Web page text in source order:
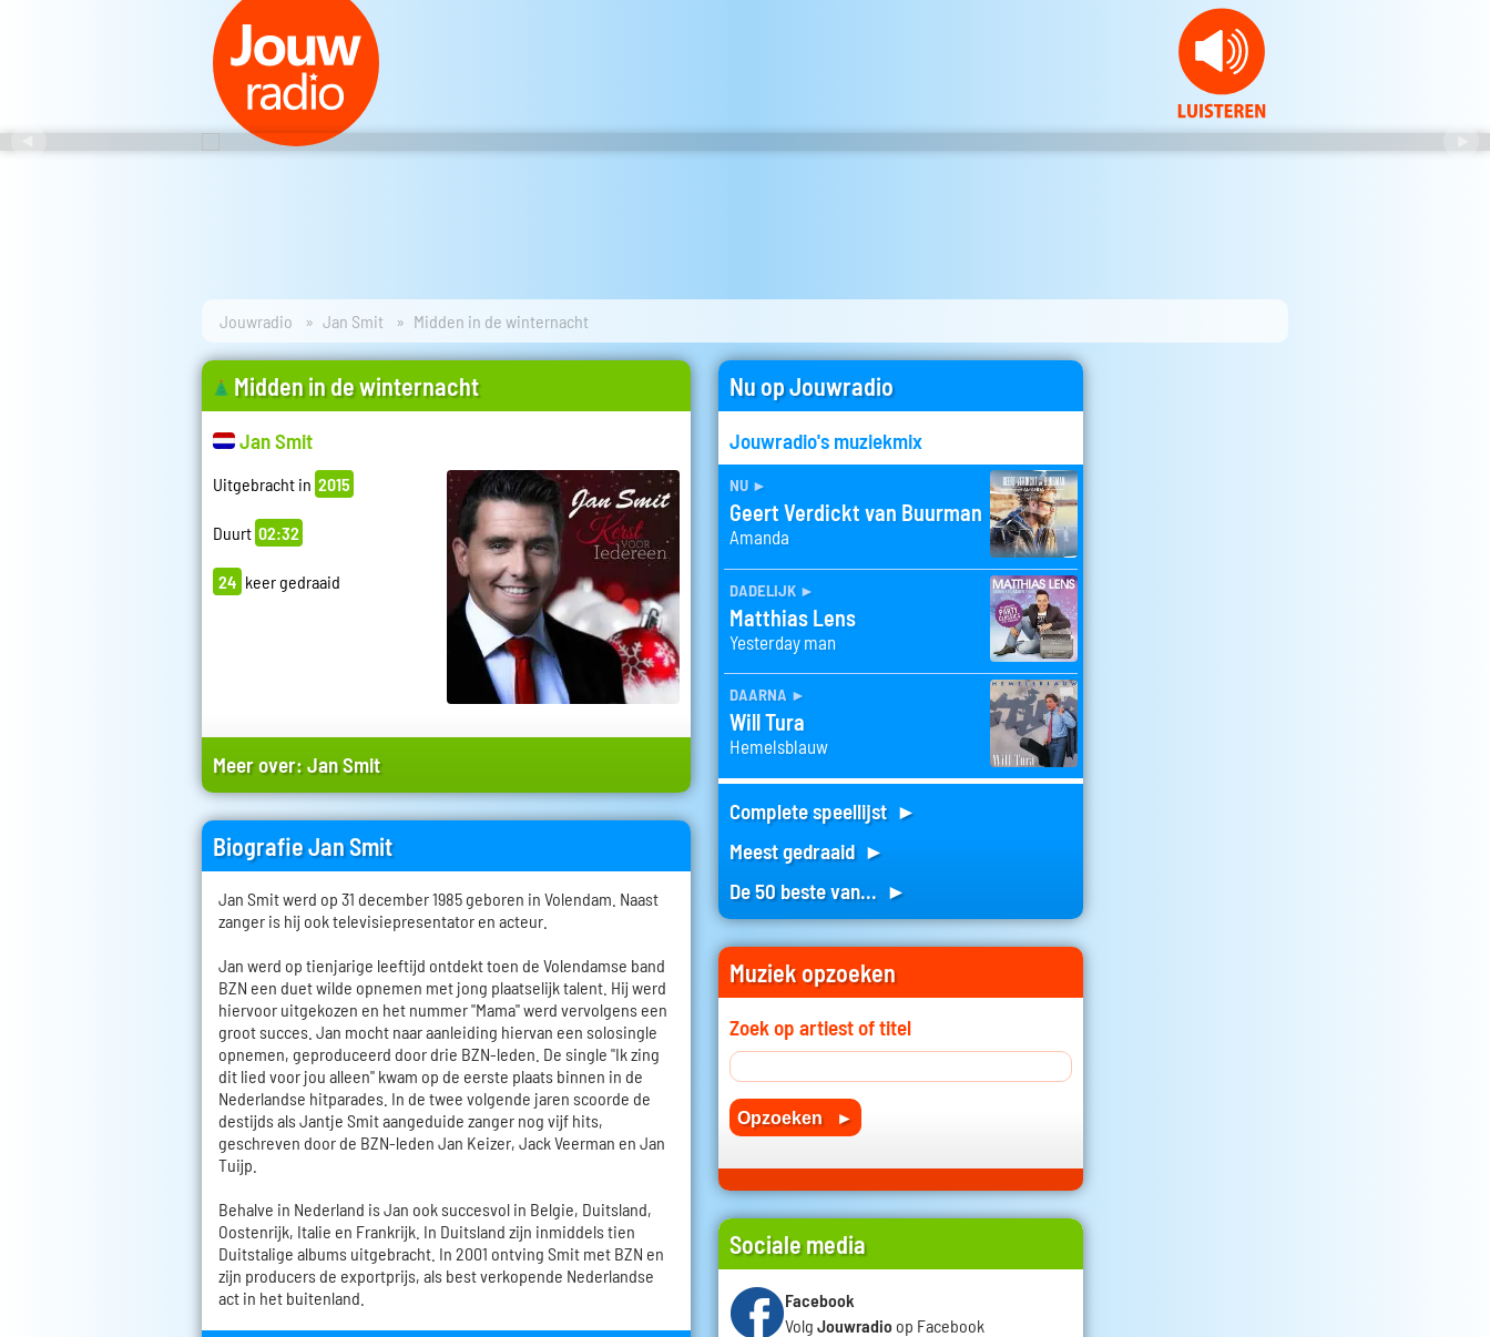
Jouwradio Jan Smit Midden in de winternacht
Midden in de winternacht
Jan Smit
Uitgebracht in 2015
Duurt 02:32
24 keer gedraaid
Meer over:Jan Smit
Biografie Jan Smit
Jan Smit werd op 31 december 1985 geboren in Volendam. Naast
zanger is hij ook televisiepresentator en acteur.
Jan werd op tienjarige leeftijd ontdekt toen de Volendamse band
BZN een duet wilde opnemen met jong plaatselijk talent. Hij werd
hiervoor uitgekozen en het nummer "Mama" werd vervolgens een
groot succes. Jan mocht naar aanleiding hiervan een solosingle
opnemen, geproduceerd door drie BZN-leden. De single "Ik zing
dit lied voor jou alleen" kwam op de eerste plaats binnen in de
Nederlandse hitparades. In de twee volgende jaren scoorde de
destijds als Jantje Smit aangeduide zanger nog vijf hits,
geschreven door de BZN-leden Jan Keizer, Jack Veerman en Jan
Tuijp.
Behalve in Nederland is Jan ook succesvol in Belgie, Duitsland,
Oostenrijk, Italie en Frankrijk. In Duitsland zijn inmiddels tien
Duitstalige albums uitgebracht. In 2001 ontving Smit met BZN en
zijn producers de exportprijs, als best verkopende Nederlandse
act in het buitenland.
Nu op Jouwradio
Jouwradio's muziekmix
nu ►
Geert Verdickt van Buurman
Amanda
dadelijk ►
Matthias Lens
Yesterday man
daarna ►
Will Tura
Hemelsblauw
Complete speellijst ►
Meest gedraaid ►
De 50 beste van... ►
Muziek opzoeken
Zoek op artiest of titel
Sociale media
Facebook
Volg Jouwradio op Facebook